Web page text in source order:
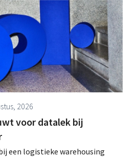
op alert te zijn voor
2026
voor datalek bij
een logistieke warehousing